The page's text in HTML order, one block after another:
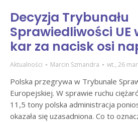
Decyzja Trybunału
Sprawiedliwości UE
kar za nacisk osi
Aktualności Marcin Szmandra wt., 26
Polska przegrywa w Trybunale
Europejskiej. W sprawie ruchu
11,5 tony polska administracja
okazała się uzasadniona. Co to